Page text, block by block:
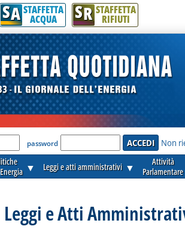
SA STAFFETTA
ACQUA SR STAFFETTA
RIFIUTI
per accedere'
password Non
▼ Leggi e atti amministrativi ▼
Attività
Parlamentare
Leggi e Atti